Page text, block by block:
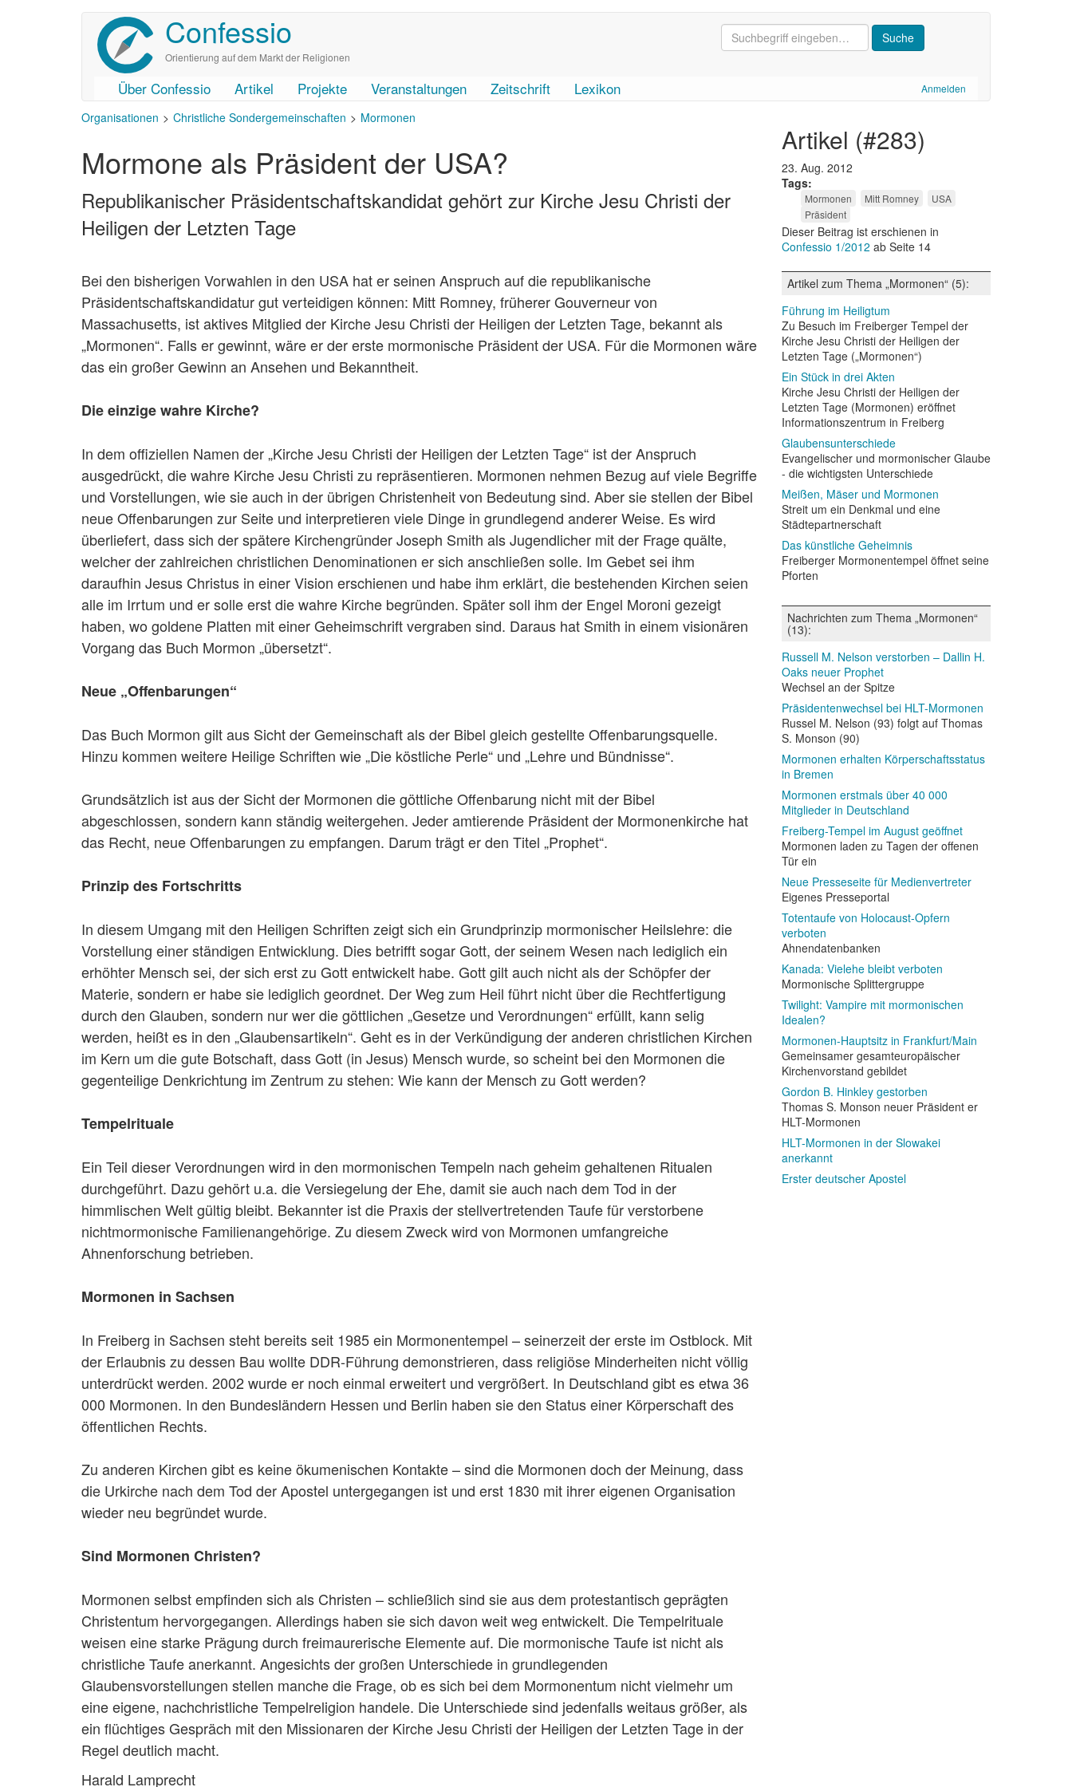
Confessio
Orientierung auf dem Markt der Religionen
User
account
menu
Anmelden
Main
navigation
Über Confessio Artikel Projekte Veranstaltungen Zeitschrift Lexikon
Organisationen Christliche Sondergemeinschaften Mormonen
Mormone als Präsident der USA?
Republikanischer Präsidentschaftskandidat gehört zur Kirche Jesu Christi der
Heiligen der Letzten Tage
Bei den bisherigen Vorwahlen in den USA hat er seinen Anspruch auf die republikanische
Präsidentschaftskandidatur gut verteidigen können: Mitt Romney, früherer Gouverneur von
Massachusetts, ist aktives Mitglied der Kirche Jesu Christi der Heiligen der Letzten Tage, bekannt als
„Mormonen“. Falls er gewinnt, wäre er der erste mormonische Präsident der USA. Für die Mormonen wäre
das ein großer Gewinn an Ansehen und Bekanntheit.
Die einzige wahre Kirche?
In dem offiziellen Namen der „Kirche Jesu Christi der Heiligen der Letzten Tage“ ist der Anspruch
ausgedrückt, die wahre Kirche Jesu Christi zu repräsentieren. Mormonen nehmen Bezug auf viele Begriffe
und Vorstellungen, wie sie auch in der übrigen Christenheit von Bedeutung sind. Aber sie stellen der Bibel
neue Offenbarungen zur Seite und interpretieren viele Dinge in grundlegend anderer Weise. Es wird
überliefert, dass sich der spätere Kirchengründer Joseph Smith als Jugendlicher mit der Frage quälte,
welcher der zahlreichen christlichen Denominationen er sich anschließen solle. Im Gebet sei ihm
daraufhin Jesus Christus in einer Vision erschienen und habe ihm erklärt, die bestehenden Kirchen seien
alle im Irrtum und er solle erst die wahre Kirche begründen. Später soll ihm der Engel Moroni gezeigt
haben, wo goldene Platten mit einer Geheimschrift vergraben sind. Daraus hat Smith in einem visionären
Vorgang das Buch Mormon „übersetzt“.
Neue „Offenbarungen“
Das Buch Mormon gilt aus Sicht der Gemeinschaft als der Bibel gleich gestellte Offenbarungsquelle.
Hinzu kommen weitere Heilige Schriften wie „Die köstliche Perle“ und „Lehre und Bündnisse“.
Grundsätzlich ist aus der Sicht der Mormonen die göttliche Offenbarung nicht mit der Bibel
abgeschlossen, sondern kann ständig weitergehen. Jeder amtierende Präsident der Mormonenkirche hat
das Recht, neue Offenbarungen zu empfangen. Darum trägt er den Titel „Prophet“.
Prinzip des Fortschritts
In diesem Umgang mit den Heiligen Schriften zeigt sich ein Grundprinzip mormonischer Heilslehre: die
Vorstellung einer ständigen Entwicklung. Dies betrifft sogar Gott, der seinem Wesen nach lediglich ein
erhöhter Mensch sei, der sich erst zu Gott entwickelt habe. Gott gilt auch nicht als der Schöpfer der
Materie, sondern er habe sie lediglich geordnet. Der Weg zum Heil führt nicht über die Rechtfertigung
durch den Glauben, sondern nur wer die göttlichen „Gesetze und Verordnungen“ erfüllt, kann selig
werden, heißt es in den „Glaubensartikeln“. Geht es in der Verkündigung der anderen christlichen Kirchen
im Kern um die gute Botschaft, dass Gott (in Jesus) Mensch wurde, so scheint bei den Mormonen die
gegenteilige Denkrichtung im Zentrum zu stehen: Wie kann der Mensch zu Gott werden?
Tempelrituale
Ein Teil dieser Verordnungen wird in den mormonischen Tempeln nach geheim gehaltenen Ritualen
durchgeführt. Dazu gehört u.a. die Versiegelung der Ehe, damit sie auch nach dem Tod in der
himmlischen Welt gültig bleibt. Bekannter ist die Praxis der stellvertretenden Taufe für verstorbene
nichtmormonische Familienangehörige. Zu diesem Zweck wird von Mormonen umfangreiche
Ahnenforschung betrieben.
Mormonen in Sachsen
In Freiberg in Sachsen steht bereits seit 1985 ein Mormonentempel – seinerzeit der erste im Ostblock. Mit
der Erlaubnis zu dessen Bau wollte DDR-Führung demonstrieren, dass religiöse Minderheiten nicht völlig
unterdrückt werden. 2002 wurde er noch einmal erweitert und vergrößert. In Deutschland gibt es etwa 36
000 Mormonen. In den Bundesländern Hessen und Berlin haben sie den Status einer Körperschaft des
öffentlichen Rechts.
Zu anderen Kirchen gibt es keine ökumenischen Kontakte – sind die Mormonen doch der Meinung, dass
die Urkirche nach dem Tod der Apostel untergegangen ist und erst 1830 mit ihrer eigenen Organisation
wieder neu begründet wurde.
Sind Mormonen Christen?
Mormonen selbst empfinden sich als Christen – schließlich sind sie aus dem protestantisch geprägten
Christentum hervorgegangen. Allerdings haben sie sich davon weit weg entwickelt. Die Tempelrituale
weisen eine starke Prägung durch freimaurerische Elemente auf. Die mormonische Taufe ist nicht als
christliche Taufe anerkannt. Angesichts der großen Unterschiede in grundlegenden
Glaubensvorstellungen stellen manche die Frage, ob es sich bei dem Mormonentum nicht vielmehr um
eine eigene, nachchristliche Tempelreligion handele. Die Unterschiede sind jedenfalls weitaus größer, als
ein flüchtiges Gespräch mit den Missionaren der Kirche Jesu Christi der Heiligen der Letzten Tage in der
Regel deutlich macht.
Harald Lamprecht
artikel (#283)
23. Aug. 2012
Tags
Mormonen Mitt Romney
USA
Präsident
Dieser Beitrag ist erschienen in
Confessio 1/2012 ab Seite 14
Artikel zum Thema „Mormonen“ (5):
Führung im Heiligtum
Zu Besuch im Freiberger Tempel der
Kirche Jesu Christi der Heiligen der
Letzten Tage („Mormonen“)
Ein Stück in drei Akten
Kirche Jesu Christi der Heiligen der
Letzten Tage (Mormonen) eröffnet
Informationszentrum in Freiberg
Glaubensunterschiede
Evangelischer und mormonischer Glaube
- die wichtigsten Unterschiede
Meißen, Mäser und Mormonen
Streit um ein Denkmal und eine
Städtepartnerschaft
Das künstliche Geheimnis
Freiberger Mormonentempel öffnet seine
Pforten
Nachrichten zum Thema „Mormonen“
(13):
Russell M. Nelson verstorben – Dallin H.
Oaks neuer Prophet
Wechsel an der Spitze
Präsidentenwechsel bei HLT-Mormonen
Russel M. Nelson (93) folgt auf Thomas
S. Monson (90)
Mormonen erhalten Körperschaftsstatus
in Bremen
Mormonen erstmals über 40 000
Mitglieder in Deutschland
Freiberg-Tempel im August geöffnet
Mormonen laden zu Tagen der offenen
Tür ein
Neue Presseseite für Medienvertreter
Eigenes Presseportal
Totentaufe von Holocaust-Opfern
verboten
Ahnendatenbanken
Kanada: Vielehe bleibt verboten
Mormonische Splittergruppe
Twilight: Vampire mit mormonischen
Idealen?
Mormonen-Hauptsitz in Frankfurt/Main
Gemeinsamer gesamteuropäischer
Kirchenvorstand gebildet
Gordon B. Hinkley gestorben
Thomas S. Monson neuer Präsident er
HLT-Mormonen
HLT-Mormonen in der Slowakei
anerkannt
Erster deutscher Apostel